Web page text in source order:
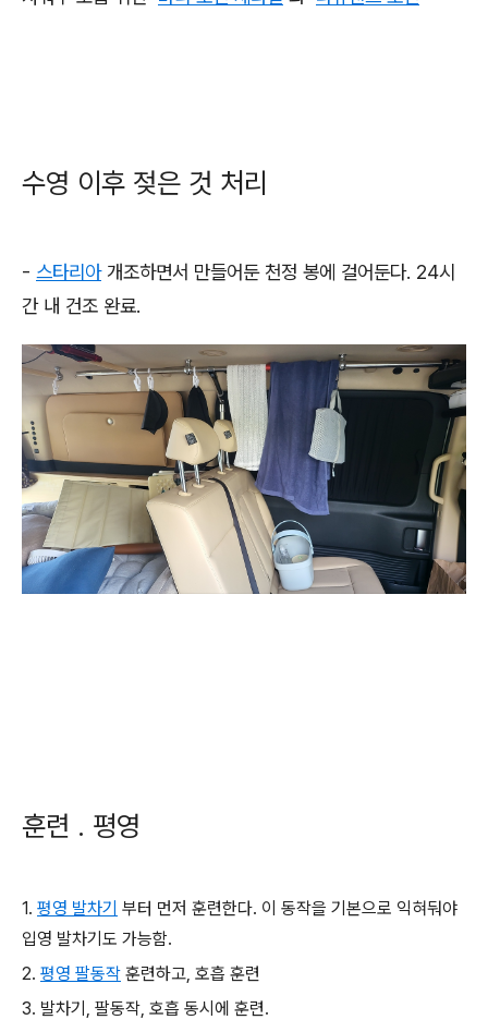
수영 이후 젖은 것 처리
- 스타리아개조하면서 만들어둔 천정 봉에 걸어둔다. 24시
간 내 건조 완료.
훈련 . 평영
1. 평영 발차기 부터 먼저 훈련한다. 이 동작을 기본으로 익혀둬야
입영 발차기도 가능함.
2. 평영 팔동작 훈련하고, 호흡 훈련
3. 발차기, 팔동작, 호흡 동시에 훈련.